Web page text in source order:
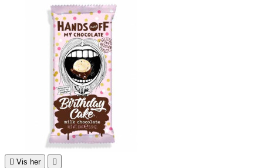
 Vis her 